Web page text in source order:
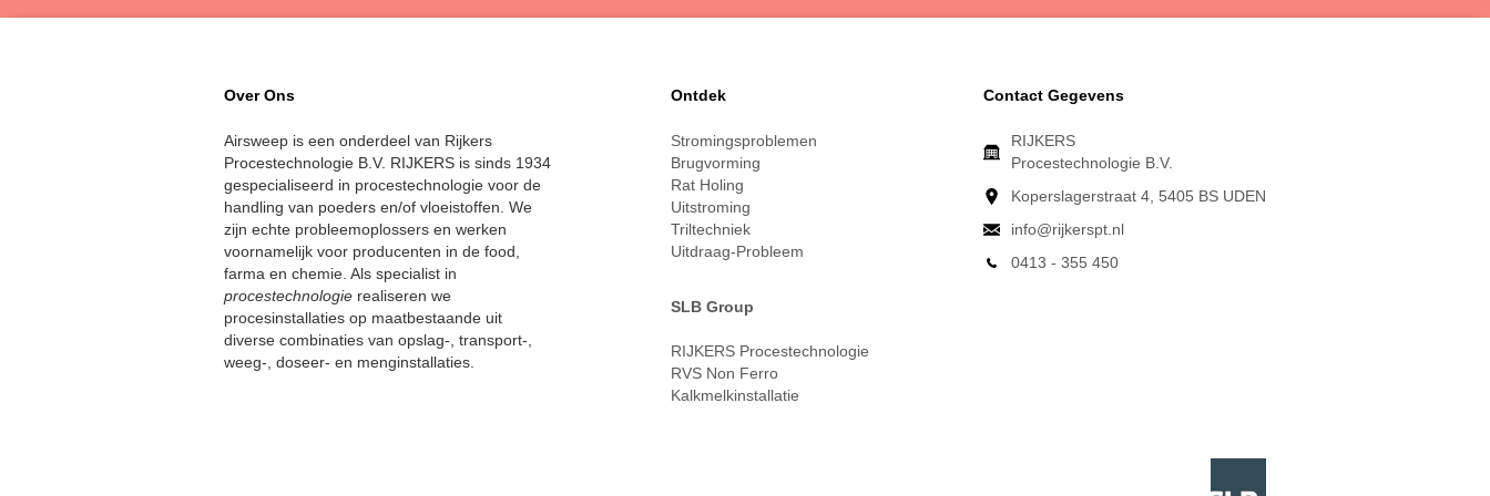
Over Ons
Airsweep is een onderdeel van Rijkers
Procestechnologie B.V. RIJKERS is sinds 1934
gespecialiseerd in procestechnologie voor de
handling van poeders en/of vloeistoffen. We
zijn echte probleemoplossers en werken
voornamelijk voor producenten in de food,
farma en chemie. Als specialist in
procestechnologie realiseren we
procesinstallaties op maatbestaande uit
diverse combinaties van opslag-, transport-,
weeg-, doseer- en menginstallaties.
Ontdek
Stromingsproblemen
Brugvorming
Rat Holing
Uitstroming
Triltechniek
Uitdraag-Probleem
SLB Group
RIJKERS Procestechnologie
RVS Non Ferro
Kalkmelkinstallatie
Contact Gegevens
RIJKERS
Procestechnologie B.V.
Koperslagerstraat 4, 5405 BS UDEN
info@rijkerspt.nl
0413 - 355 450